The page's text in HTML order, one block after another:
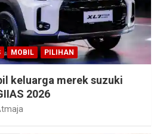
MOBIL PILIHAN
keluarga merek suzuki
2026